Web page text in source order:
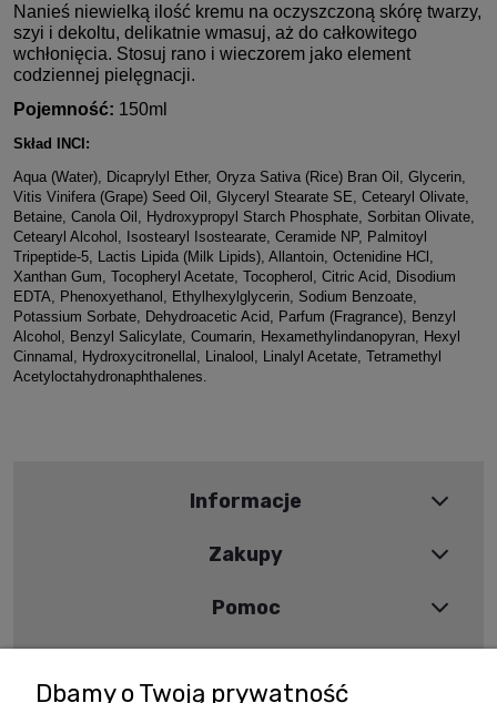
Nanieś niewielką ilość kremu na oczyszczoną skórę twarzy,
szyi i dekoltu, delikatnie wmasuj, aż do całkowitego
wchłonięcia. Stosuj rano i wieczorem jako element
codziennej pielęgnacji.
Pojemność: 150ml
Skład INCI:
Aqua (Water), Dicaprylyl Ether, Oryza Sativa (Rice) Bran Oil, Glycerin,
Vitis Vinifera (Grape) Seed Oil, Glyceryl Stearate SE, Cetearyl Olivate,
Betaine, Canola Oil, Hydroxypropyl Starch Phosphate, Sorbitan Olivate,
Cetearyl Alcohol, Isostearyl Isostearate, Ceramide NP, Palmitoyl
Tripeptide-5, Lactis Lipida (Milk Lipids), Allantoin, Octenidine HCl,
Xanthan Gum, Tocopheryl Acetate, Tocopherol, Citric Acid, Disodium
EDTA, Phenoxyethanol, Ethylhexylglycerin, Sodium Benzoate,
Potassium Sorbate, Dehydroacetic Acid, Parfum (Fragrance), Benzyl
Alcohol, Benzyl Salicylate, Coumarin, Hexamethylindanopyran, Hexyl
Cinnamal, Hydroxycitronellal, Linalool, Linalyl Acetate, Tetramethyl
Acetyloctahydronaphthalenes.
Informacje
Zakupy
Pomoc
Dbamy o Twoją prywatność